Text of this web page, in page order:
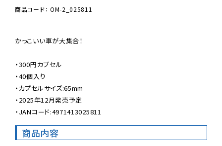
商品コード： OM-2_025811
かっこいい車が大集合！
・300円カプセル
・40個入り
・カプセルサイズ:65mm
・2025年12月発売予定
・JANコード:4971413025811
商品内容